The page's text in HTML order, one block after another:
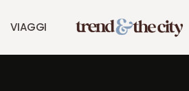
VIAGGI